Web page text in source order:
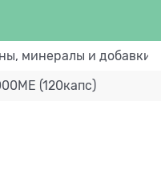
минералы и добавки
(120капс)